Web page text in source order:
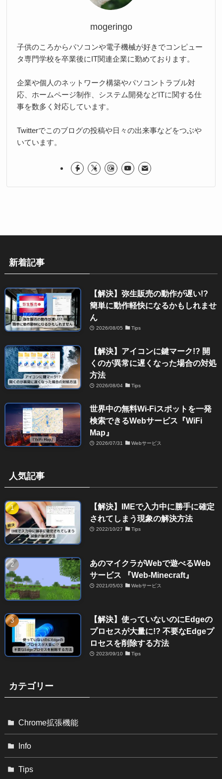
mogeringo
子供のころからパソコンや電子機械が好きでコンピュー
タ専門学校を卒業後にIT関連企業に勤めております。
企業や個人のネットワーク構築やパソコントラブル対
応、ホームページ制作、システム開発などITに関する仕
事を数多く対応しています。
Twitterでこのブログの投稿や日々の出来事などをつぶや
いています。
新着記事
【解決】弥生販売の動作が遅い!?
簡単に動作軽快になるかもしれませ
ん
2026/08/05 Tips
【解決】アイコンに鍵マーク!? 開
くのが異常に遅くなった場合の対処
方法
2026/08/04 Tips
世界中の無料Wi-Fiスポットを一発
検索できるWebサービス『WiFi
Map』
2026/07/31 Webサービス
人気記事
【解決】IMEで入力中に勝手に確定
されてしまう現象の解決方法
2022/10/27 Tips
あのマイクラがWebで遊べるWeb
サービス 『Web-Minecraft』
2021/05/03 Webサービス
【解決】使っていないのにEdgeの
プロセスが大量に!? 不要なEdgeプ
ロセスを削除する方法
2023/09/10 Tips
カテゴリー
Chrome拡張機能
Info
Tips